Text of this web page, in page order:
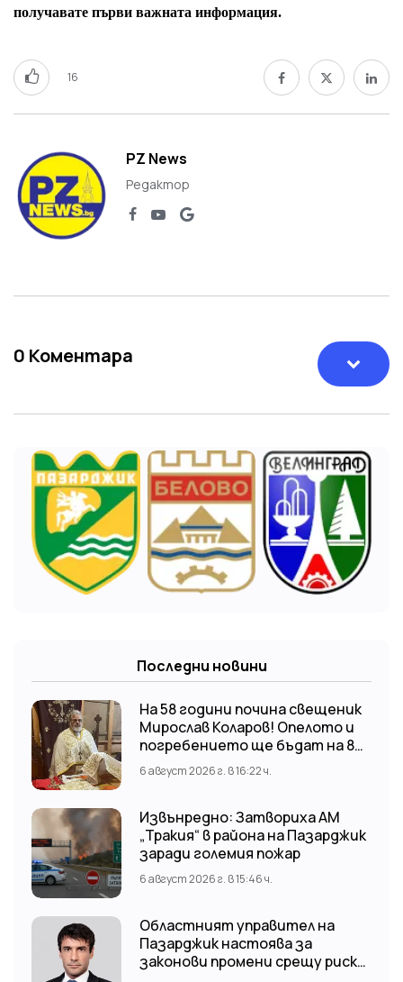
получавате първи важната информация.
16
PZ News
Редактор
0 Коментара
Последни новини
На 58 години почина свещеник
Мирослав Коларов! Опелото и
погребението ще бъдат на 8
август (събота) от 11:00 часа в
храм “Св. Св. Козма и Дамян”, гр.
6 август 2026 г. в 16:22 ч.
Извънредно: Затвориха АМ
„Тракия“ в района на Пазарджик
заради големия пожар
6 август 2026 г. в 15:46 ч.
Областният управител на
Пазарджик настоява за
законови промени срещу риска